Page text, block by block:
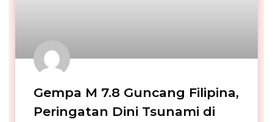
Gempa M 7.8 Guncang Filipina,
Peringatan Dini Tsunami di